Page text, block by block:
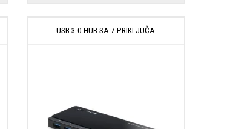
USB 3.0 HUB SA 7 PRIKLJUČA